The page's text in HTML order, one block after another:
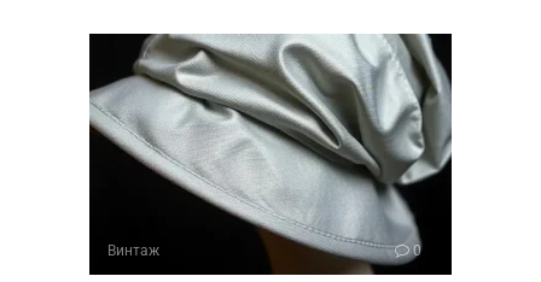
Винтаж 0